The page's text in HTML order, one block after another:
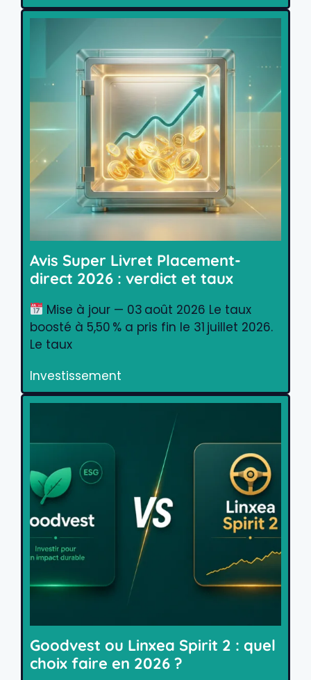
Avis Super Livret Placement-
direct 2026 : verdict et taux
Mise à jour — 03 août 2026 Le taux
boosté à 5,50 % a pris fin le 31 juillet 2026.
Le taux
Investissement
Goodvest ou Linxea Spirit 2 : quel
choix faire en 2026 ?